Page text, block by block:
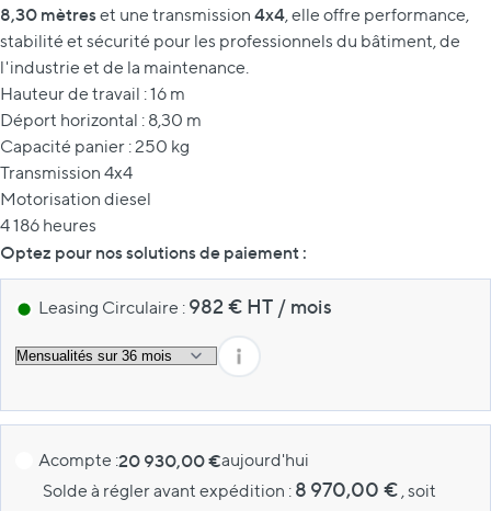
8,30 mètreset une transmission 4x4, elle offre performance,
stabilité et sécurité pour les professionnels du bâtiment, de
l'industrie et de la maintenance.
Hauteur de travail : 16 m
Déport horizontal : 8,30 m
Capacité panier : 250 kg
Transmission 4x4
Motorisation diesel
4 186 heures
Optez pour nos solutions de paiement :
Leasing Circulaire : 982 € HT / mois
Acompte :20 930,00 €aujourd'hui
Solde à régler avant expédition : 8 970,00 € , soit